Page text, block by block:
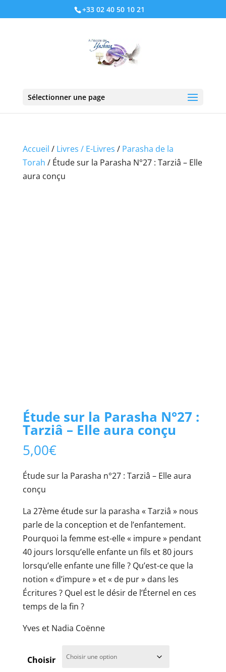
+33 02 40 50 10 21
Sélectionner une page
Accueil / Livres / E-Livres / Parasha de la
Torah / Étude sur la Parasha N°27 : Tarziâ – Elle
aura conçu
Étude sur la Parasha N°27 :
Tarziâ – Elle aura conçu
5,00€
Étude sur la Parasha n°27 : Tarziâ – Elle aura
conçu
La 27ème étude sur la parasha « Tarziâ » nous
parle de la conception et de l’enfantement.
Pourquoi la femme est-elle « impure » pendant
40 jours lorsqu’elle enfante un fils et 80 jours
lorsqu’elle enfante une fille ? Qu’est-ce que la
notion « d’impure » et « de pur » dans les
Écritures ? Quel est le désir de l’Éternel en ces
temps de la fin ?
Yves et Nadia Coënne
Choisir